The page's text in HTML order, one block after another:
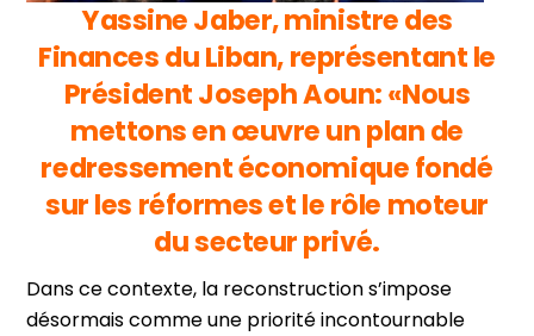
Yassine Jaber, ministre des
Finances du Liban, représentant le
Président Joseph Aoun: «Nous
mettons en œuvre un plan de
redressement économique fondé
sur les réformes et le rôle moteur
du secteur privé.
Dans ce contexte, la reconstruction s’impose
désormais comme une priorité incontournable